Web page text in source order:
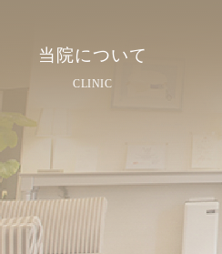
当院について
CLINIC
院内紹介
スタッフ紹介